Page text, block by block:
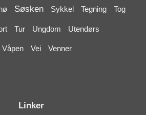
Søsken Sykkel Tegning Tog
Tur Ungdom Utendørs
Våpen Vei Venner
Linker